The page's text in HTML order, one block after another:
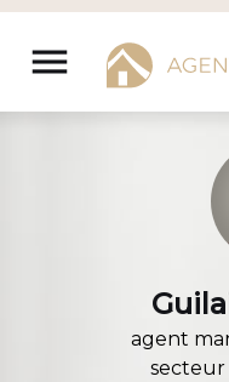
Aller
contenu
menu
agent
secteur